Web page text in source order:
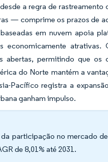
a regra de rastreamento
— comprime os prazos de
em nuvem apoia
economicamente
permitindo que os
do Norte mantém a
Pacífico registra a
ganham impulso.
participação no mercado
de 8,01% até 2031.